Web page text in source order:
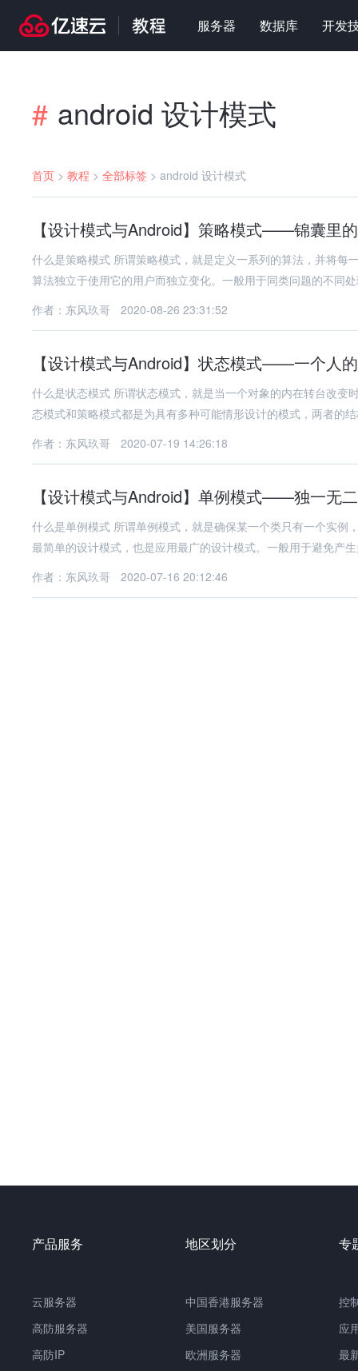
服务器 数据库 开发
# android 设计模式
首页 > 教程 > 全部标签 > android 设计模式
【设计模式与Android】策略模式——锦囊里
什么是策略模式 所谓策略模式，就是定义一系列的算法，并将
算法独立于使用它的用户而独立变化。一般用于同类问题的不同
作者：东风玖哥
2020-08-26 23:31:52
【设计模式与Android】状态模式——一个人
什么是状态模式 所谓状态模式，就是当一个对象的内在转台改
态模式和策略模式都是为具有多种可能情形设计的模式，两者的
作者：东风玖哥
2020-07-19 14:26:18
【设计模式与Android】单例模式——独一无
什么是单例模式 所谓单例模式，就是确保某一个类只有一个实
最简单的设计模式，也是应用最广的设计模式。一般用于避免产
作者：东风玖哥
2020-07-16 20:12:46
产品服务
云服务器
高防服务器
高防IP
地区划分
中国香港服务器
美国服务器
欧洲服务器
专
控
应
最